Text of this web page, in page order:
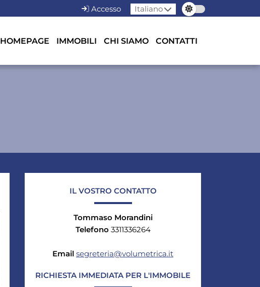
Accesso Italiano
HOMEPAGE IMMOBILI CHI SIAMO CONTATTI
IL VOSTRO CONTATTO
Tommaso Morandini
Telefono 3311336264
Email segreteria@volumetrica.it
RICHIESTA IMMEDIATA PER L'IMMOBILE